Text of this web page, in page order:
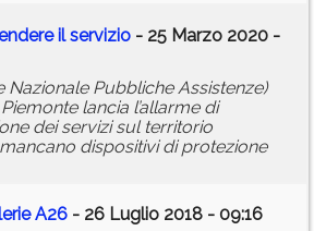
il servizio - 25 Marzo 2020 -
Nazionale Pubbliche Assistenze)
lancia l’allarme di
dei servizi sul territorio
dispositivi di protezione
A26 - 26 Luglio 2018 - 09:16